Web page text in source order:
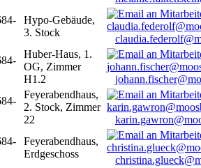
Hypo-Gebäude,
3. Stock
Huber-Haus, 1.
OG, Zimmer
H1.2
Feyerabendhaus,
2. Stock, Zimmer
22
Feyerabendhaus,
Erdgeschoss